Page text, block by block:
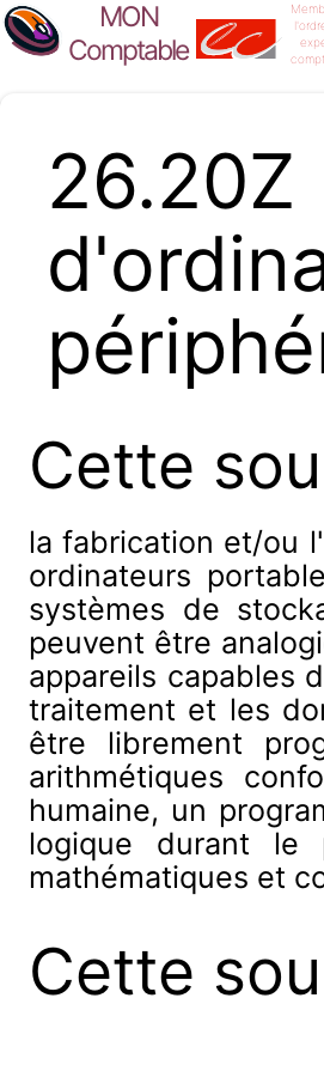
MON
Comptable
Cette
la fabrication et/ou
ordinateurs
systèmes de
peuvent être
appareils capables
traitement et les
être librement
arithmétiques
humaine, un
logique durant le
mathématiques et
Cette